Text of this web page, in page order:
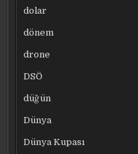
dolar
dönem
drone
DSÖ
düğün
Dünya
Dünya Kupası